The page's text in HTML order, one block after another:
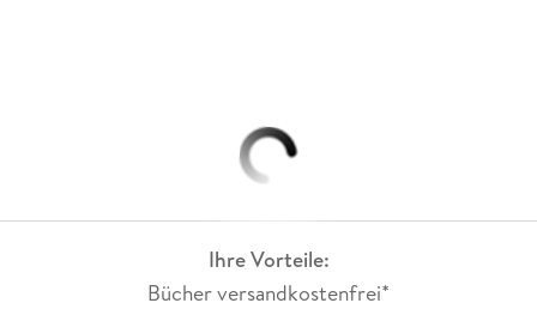
Ihre Vorteile:
Bücher versandkostenfrei*